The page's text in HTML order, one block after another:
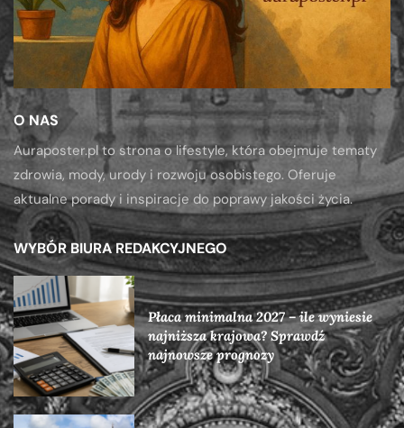
O NAS
Auraposter.pl to strona o lifestyle, która obejmuje tematy
zdrowia, mody, urody i rozwoju osobistego. Oferuje
aktualne porady i inspiracje do poprawy jakości życia.
WYBÓR BIURA REDAKCYJNEGO
Płaca minimalna 2027 – ile wyniesie
najniższa krajowa? Sprawdź
najnowsze prognozy